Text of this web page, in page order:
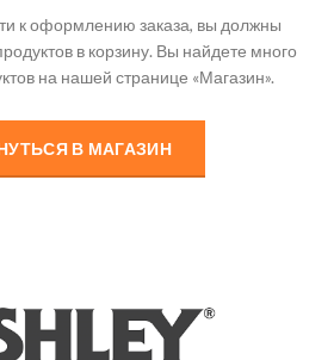
к оформлению заказа, вы должны
в корзину. Вы найдете много
на нашей странице «Магазин».
В МАГАЗИН